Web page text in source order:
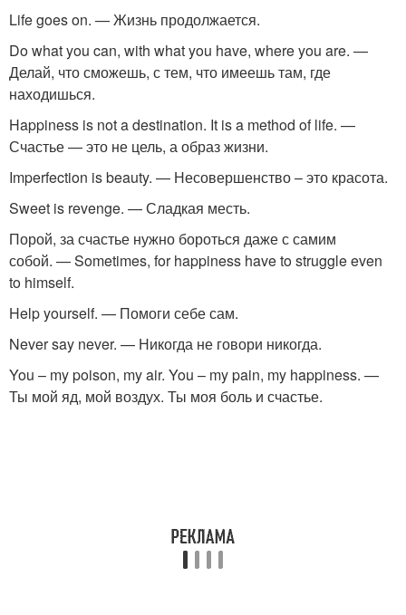
Life goes on. — Жизнь продолжается.
Do what you can, with what you have, where you are. —
Делай, что сможешь, с тем, что имеешь там, где
находишься.
Happiness is not a destination. It is a method of life. —
Счастье — это не цель, а образ жизни.
Imperfection is beauty. — Несовершенство – это красота.
Sweet is revenge. — Сладкая месть.
Порой, за счастье нужно бороться даже с самим
собой. — Sometimes, for happiness have to struggle even
to himself.
Help yourself. — Помоги себе сам.
Never say never. — Никогда не говори никогда.
You – my poison, my air. You – my pain, my happiness. —
Ты мой яд, мой воздух. Ты моя боль и счастье.